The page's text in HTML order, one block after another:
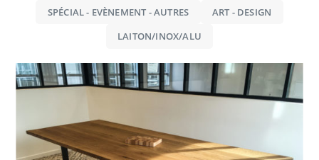
SPÉCIAL - EVÈNEMENT - AUTRES ART - DESIGN
LAITON/INOX/ALU